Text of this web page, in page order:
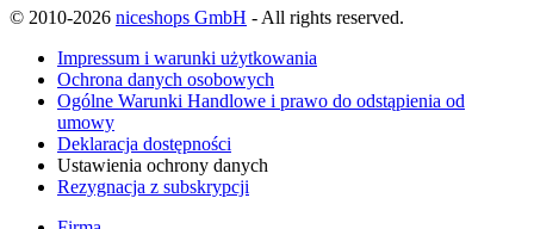
© 2010-2026 niceshops GmbH - All rights reserved.
Impressum i warunki użytkowania
Ochrona danych osobowych
Ogólne Warunki Handlowe i prawo do odstąpienia od
umowy
Deklaracja dostępności
Ustawienia ochrony danych
Rezygnacja z subskrypcji